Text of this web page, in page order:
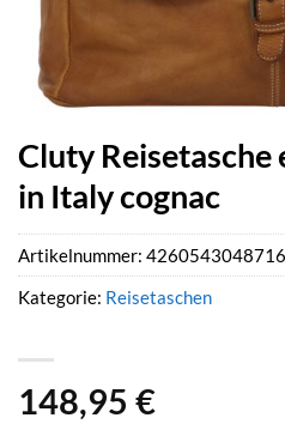
Cluty Reisetasche
in Italy cognac
148,95 €
Artikelnummer: 4260543048716
Kategorie: Reisetaschen